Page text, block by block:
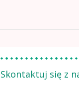
Skontaktuj się z